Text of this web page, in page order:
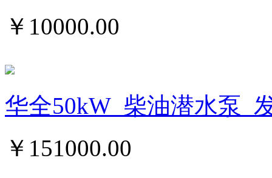
￥ 10000.00
华全50kW_柴油潜水泵_
￥ 151000.00